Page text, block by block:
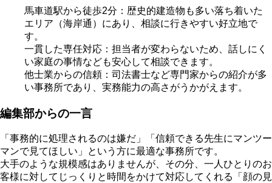
馬車道駅から徒歩2分 ：歴史的建造物も多い落ち着いた
エリア（海岸通）にあり、相談に行きやすい好立地で
す。
一貫した専任対応 ：担当者が変わらないため、話しにく
い家庭の事情なども安心して相談できます。
他士業からの信頼 ：司法書士など専門家からの紹介が多
い事務所であり、実務能力の高さがうかがえます。
編集部からの一言
「事務的に処理されるのは嫌だ」「信頼できる先生にマンツー
マンで見てほしい」という方に最適な事務所です。
大手のような規模感はありませんが、その分、一人ひとりのお
客様に対してじっくりと時間をかけて対応してくれる「顔の見